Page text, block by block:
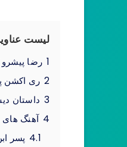
لیست
1 رضا
2 ری اکشن
3 داستان
4 آهنگ های
4.1 پسر